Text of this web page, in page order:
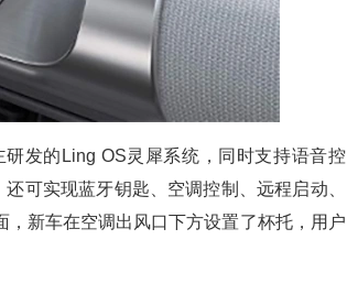
发的Ling OS灵犀系统，同时支持语音控
可实现蓝牙钥匙、空调控制、远程启动、
新车在空调出风口下方设置了杯托，用户